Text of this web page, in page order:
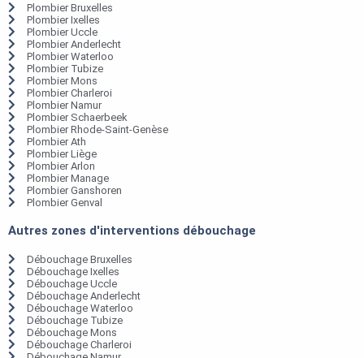
Plombier Bruxelles
Plombier Ixelles
Plombier Uccle
Plombier Anderlecht
Plombier Waterloo
Plombier Tubize
Plombier Mons
Plombier Charleroi
Plombier Namur
Plombier Schaerbeek
Plombier Rhode-Saint-Genèse
Plombier Ath
Plombier Liège
Plombier Arlon
Plombier Manage
Plombier Ganshoren
Plombier Genval
Autres zones d'interventions débouchage
Débouchage Bruxelles
Débouchage Ixelles
Débouchage Uccle
Débouchage Anderlecht
Débouchage Waterloo
Débouchage Tubize
Débouchage Mons
Débouchage Charleroi